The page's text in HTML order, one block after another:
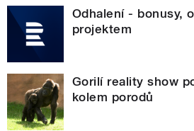
Odhalení - bonusy,
projektem
Gorilí reality show
kolem porodů